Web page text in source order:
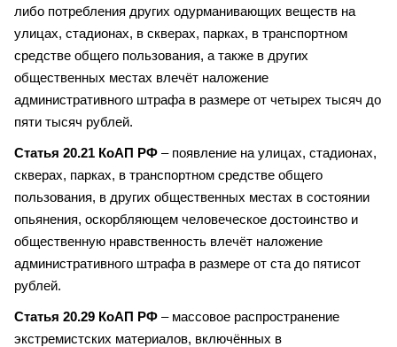
либо потребления других одурманивающих веществ на
улицах, стадионах, в скверах, парках, в транспортном
средстве общего пользования, а также в других
общественных местах влечёт наложение
административного штрафа в размере от четырех тысяч до
пяти тысяч рублей.
Статья 20.21 КоАП РФ – появление на улицах, стадионах,
скверах, парках, в транспортном средстве общего
пользования, в других общественных местах в состоянии
опьянения, оскорбляющем человеческое достоинство и
общественную нравственность влечёт наложение
административного штрафа в размере от ста до пятисот
рублей.
Статья 20.29 КоАП РФ – массовое распространение
экстремистских материалов, включённых в